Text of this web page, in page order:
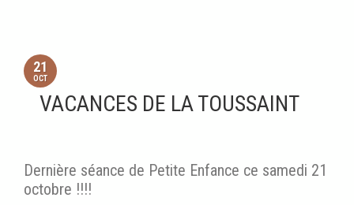
21
OCT
VACANCES DE LA TOUSSAINT
Dernière séance de Petite Enfance ce samedi 21
octobre !!!!